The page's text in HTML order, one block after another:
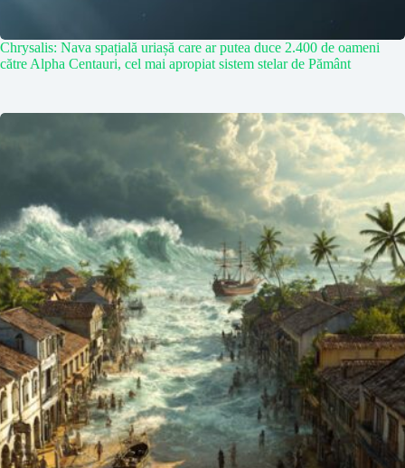
Chrysalis: Nava spațială uriașă care ar putea duce 2.400 de oameni
către Alpha Centauri, cel mai apropiat sistem stelar de Pământ